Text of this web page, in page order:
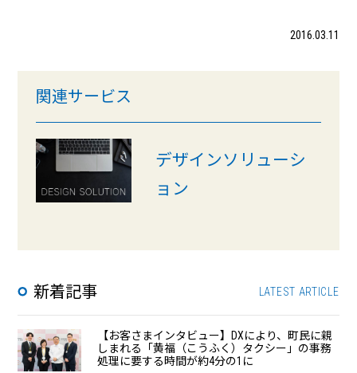
2016.03.11
関連サービス
デザインソリューシ
ョン
新着記事 LATEST ARTICLE
【お客さまインタビュー】DXにより、町民に親
しまれる「黄福（こうふく）タクシー」の事務
処理に要する時間が約4分の1に